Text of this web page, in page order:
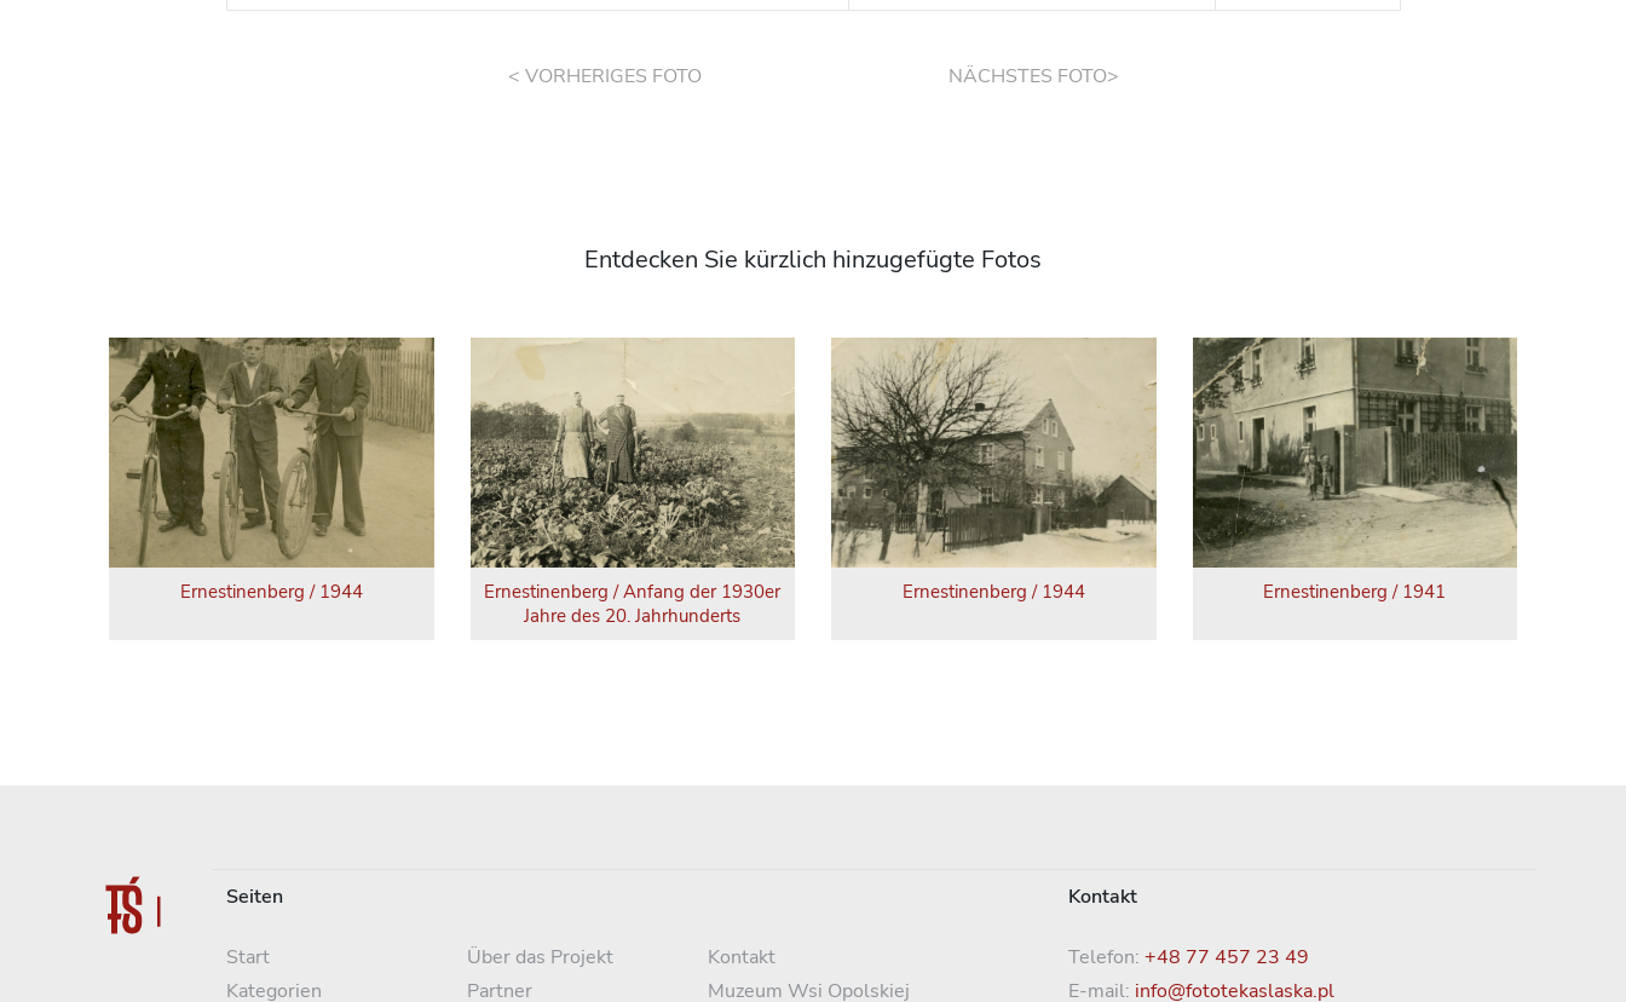
< VORHERIGES FOTO NÄCHSTES FOTO>
Entdecken Sie kürzlich hinzugefügte Fotos
Ernestinenberg / 1944
Ernestinenberg / Anfang der 1930er
Jahre des 20. Jahrhunderts
Ernestinenberg / 1944 Ernestinenberg / 1941
Seiten
Start
Kategorien
Über das Projekt
Partner
Kontakt
Muzeum Wsi Opolskiej
Kontakt
Telefon: +48 77 457 23 49
E-mail: info@fototekaslaska.pl